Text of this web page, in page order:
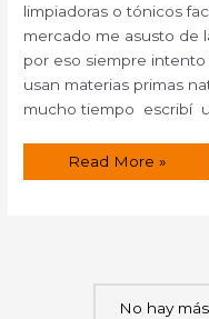
limpiadoras o tónicos
mercado me asusto de
por eso siempre
usan materias primas
mucho tiempo escribí
Receta
Read More »
No hay